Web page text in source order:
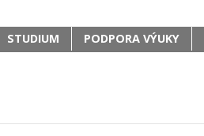
STUDIUM PODPORA VÝUKY